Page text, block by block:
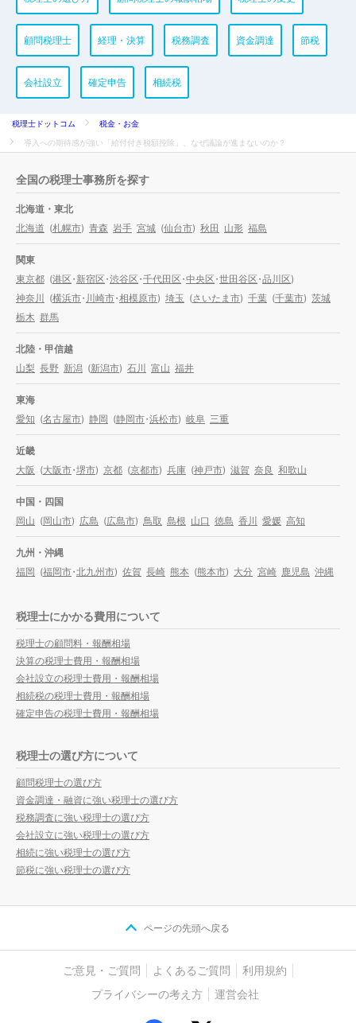
顧問税理士 経理・決算 税務調査 資金調達 節税
会社設立 確定申告 相続税
税理士ドットコム
税金・お金
導入への期待感が強い「給付付き税額控除」、なぜ議論が進まないのか？
全国の税理士事務所を探す
北海道・東北
北海道 (札幌市) 青森 岩手 宮城 (仙台市) 秋田 山形 福島
関東
東京都 (港区・新宿区・渋谷区・千代田区・中央区・世田谷区・品川区)
神奈川 (横浜市・川崎市・相模原市) 埼玉 (さいたま市) 千葉 (千葉市) 茨城
栃木 群馬
北陸・甲信越
山梨 長野 新潟 (新潟市) 石川 富山 福井
東海
愛知 (名古屋市) 静岡 (静岡市・浜松市) 岐阜 三重
近畿
大阪 (大阪市・堺市) 京都 (京都市) 兵庫 (神戸市) 滋賀 奈良 和歌山
中国・四国
岡山 (岡山市) 広島 (広島市) 鳥取 島根 山口 徳島 香川 愛媛 高知
九州・沖縄
福岡 (福岡市・北九州市) 佐賀 長崎 熊本 (熊本市) 大分 宮崎 鹿児島 沖縄
税理士にかかる費用について
税理士の顧問料・報酬相場
決算の税理士費用・報酬相場
会社設立の税理士費用・報酬相場
相続税の税理士費用・報酬相場
確定申告の税理士費用・報酬相場
税理士の選び方について
顧問税理士の選び方
資金調達・融資に強い税理士の選び方
税務調査に強い税理士の選び方
会社設立に強い税理士の選び方
相続に強い税理士の選び方
節税に強い税理士の選び方
ページの先頭へ戻る
ご意見・ご質問 よくあるご質問
利用規約
プライバシーの考え方
運営会社